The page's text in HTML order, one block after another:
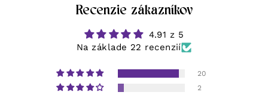
Recenzie zákazníkov
4.91 z 5
Na základe 22 recenzií
20
2